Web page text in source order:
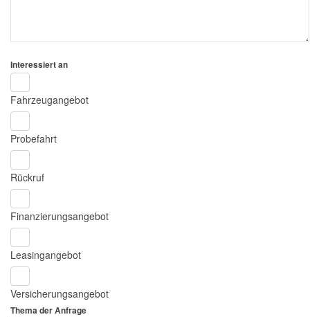
Interessiert an
Fahrzeugangebot
Probefahrt
Rückruf
Finanzierungsangebot
Leasingangebot
Versicherungsangebot
Thema der Anfrage